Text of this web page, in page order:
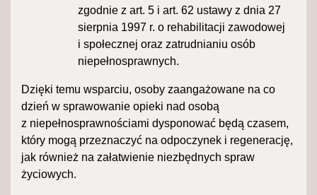
zgodnie z art. 5 i art. 62 ustawy z dnia 27
sierpnia 1997 r. o rehabilitacji zawodowej
i społecznej oraz zatrudnianiu osób
niepełnosprawnych.
Dzięki temu wsparciu, osoby zaangażowane na co
dzień w sprawowanie opieki nad osobą
z niepełnosprawnościami dysponować będą czasem,
który mogą przeznaczyć na odpoczynek i regenerację,
jak również na załatwienie niezbędnych spraw
życiowych.